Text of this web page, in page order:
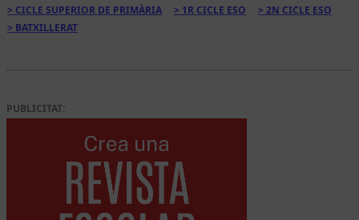
CICLE SUPERIOR DE PRIMÀRIA 1R CICLE ESO
2N CICLE ESO
BATXILLERAT
PUBLICITAT: